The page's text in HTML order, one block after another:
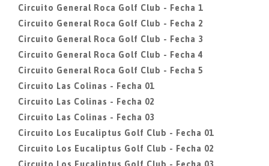
Circuito General Roca Golf Club - Fecha 1
Circuito General Roca Golf Club - Fecha 2
Circuito General Roca Golf Club - Fecha 3
Circuito General Roca Golf Club - Fecha 4
Circuito General Roca Golf Club - Fecha 5
Circuito Las Colinas - Fecha 01
Circuito Las Colinas - Fecha 02
Circuito Las Colinas - Fecha 03
Circuito Los Eucaliptus Golf Club - Fecha 01
Circuito Los Eucaliptus Golf Club - Fecha 02